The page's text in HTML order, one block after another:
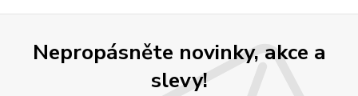
Nepropásněte novinky, akce a
slevy!